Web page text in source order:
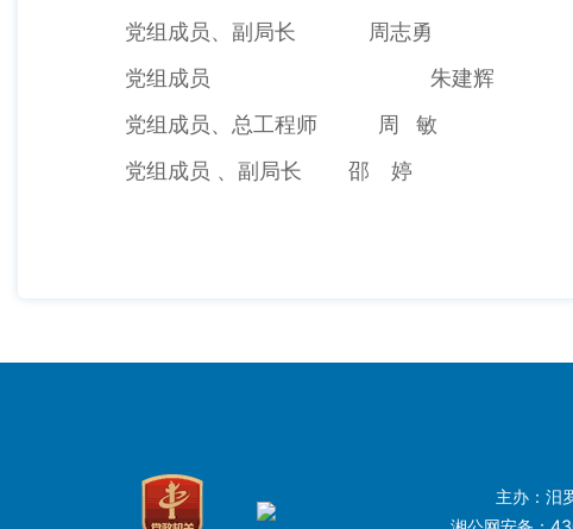
党组成员、副局长 周志勇
党组成员 朱建辉
党组成员、总工程师 周 敏
党组成员 、副局长 邵 婷
主办：汨